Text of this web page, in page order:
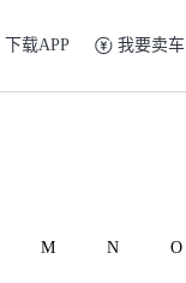
下载APP 我要卖车
M N O